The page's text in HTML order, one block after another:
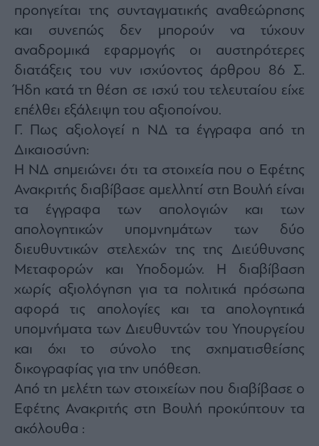
προηγείται της συνταγματικής αναθεώρησης
και συνεπώς δεν μπορούν να τύχουν
αναδρομικά εφαρμογής οι αυστηρότερες
διατάξεις του νυν ισχύοντος άρθρου 86 Σ.
Ήδη κατά τη θέση σε ισχύ του τελευταίου είχε
επέλθει εξάλειψη του αξιοποίνου.
Γ. Πως αξιολογεί η ΝΔ τα έγγραφα από τη
Δικαιοσύνη:
Η ΝΔ σημειώνει ότι τα στοιχεία που ο Εφέτης
Ανακριτής διαβίβασε αμελλητί στη Βουλή είναι
τα έγγραφα των απολογιών και των
απολογητικών υπομνημάτων των δύο
διευθυντικών στελεχών της της Διεύθυνσης
Μεταφορών και Υποδομών. Η διαβίβαση
χωρίς αξιολόγηση για τα πολιτικά πρόσωπα
αφορά τις απολογίες και τα απολογητικά
υπομνήματα των Διευθυντών του Υπουργείου
και όχι το σύνολο της σχηματισθείσης
δικογραφίας για την υπόθεση.
Από τη μελέτη των στοιχείων που διαβίβασε ο
Εφέτης Ανακριτής στη Βουλή προκύπτουν τα
ακόλουθα :